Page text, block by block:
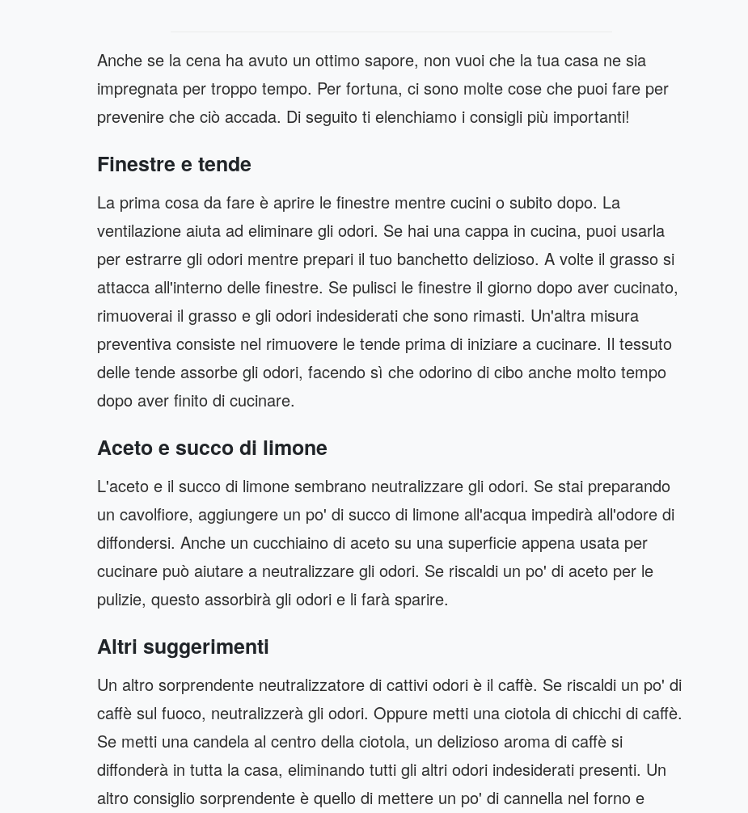
Anche se la cena ha avuto un ottimo sapore, non vuoi che la tua casa ne sia
impregnata per troppo tempo. Per fortuna, ci sono molte cose che puoi fare per
prevenire che ciò accada. Di seguito ti elenchiamo i consigli più importanti!
Finestre e tende
La prima cosa da fare è aprire le finestre mentre cucini o subito dopo. La
ventilazione aiuta ad eliminare gli odori. Se hai una cappa in cucina, puoi usarla
per estrarre gli odori mentre prepari il tuo banchetto delizioso. A volte il grasso si
attacca all'interno delle finestre. Se pulisci le finestre il giorno dopo aver cucinato,
rimuoverai il grasso e gli odori indesiderati che sono rimasti. Un'altra misura
preventiva consiste nel rimuovere le tende prima di iniziare a cucinare. Il tessuto
delle tende assorbe gli odori, facendo sì che odorino di cibo anche molto tempo
dopo aver finito di cucinare.
Aceto e succo di limone
L'aceto e il succo di limone sembrano neutralizzare gli odori. Se stai preparando
un cavolfiore, aggiungere un po' di succo di limone all'acqua impedirà all'odore di
diffondersi. Anche un cucchiaino di aceto su una superficie appena usata per
cucinare può aiutare a neutralizzare gli odori. Se riscaldi un po' di aceto per le
pulizie, questo assorbirà gli odori e li farà sparire.
Altri suggerimenti
Un altro sorprendente neutralizzatore di cattivi odori è il caffè. Se riscaldi un po' di
caffè sul fuoco, neutralizzerà gli odori. Oppure metti una ciotola di chicchi di caffè.
Se metti una candela al centro della ciotola, un delizioso aroma di caffè si
diffonderà in tutta la casa, eliminando tutti gli altri odori indesiderati presenti. Un
altro consiglio sorprendente è quello di mettere un po' di cannella nel forno e